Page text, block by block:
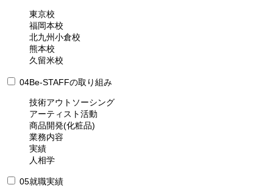
東京校
福岡本校
北九州小倉校
熊本校
久留米校
04Be-STAFFの取り組み
技術アウトソーシング
アーティスト活動
商品開発(化粧品)
業務内容
実績
人相学
05就職実績